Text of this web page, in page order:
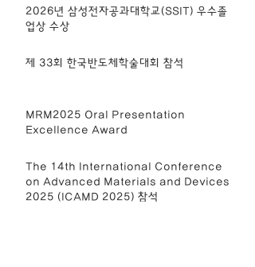
2026년 삼성전자공과대학교(SSIT) 우수졸
업상 수상
제 33회 한국반도체학술대회 참석
MRM2025 Oral Presentation
Excellence Award
The 14th International Conference
on Advanced Materials and Devices
2025 (ICAMD 2025) 참석